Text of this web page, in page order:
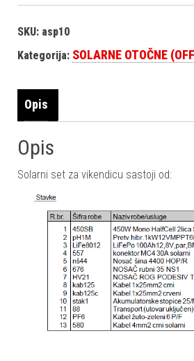
SKU: asp10
Kategorija: SOLARNE OTOČNE
Opis
Opis
Solarni set za vikendicu sastoji od: